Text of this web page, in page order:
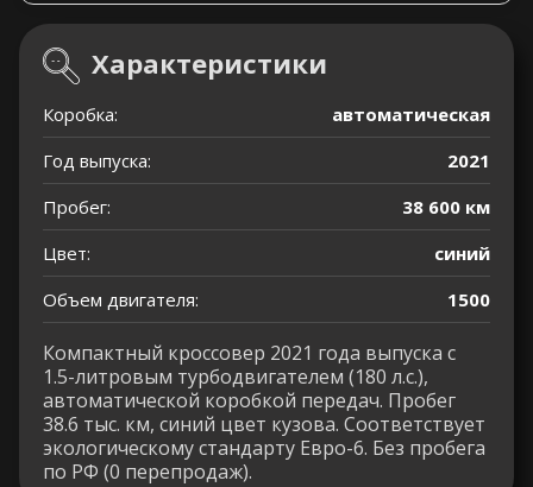
Характеристики
Коробка:
автоматическая
Год выпуска:
2021
Пробег:
38 600 км
Цвет:
синий
Объем двигателя:
1500
Компактный кроссовер 2021 года выпуска с
1.5-литровым турбодвигателем (180 л.с.),
автоматической коробкой передач. Пробег
38.6 тыс. км, синий цвет кузова. Соответствует
экологическому стандарту Евро-6. Без пробега
по РФ (0 перепродаж).